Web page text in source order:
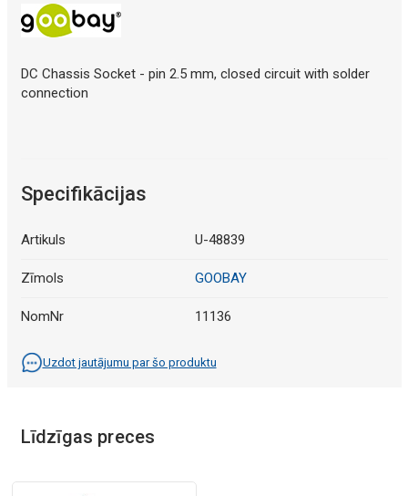
DC Chassis Socket - pin 2.5 mm, closed circuit with solder
connection
Specifikācijas
Artikuls U-48839
Zīmols GOOBAY
NomNr 11136
Uzdot jautājumu par šo produktu
Līdzīgas preces